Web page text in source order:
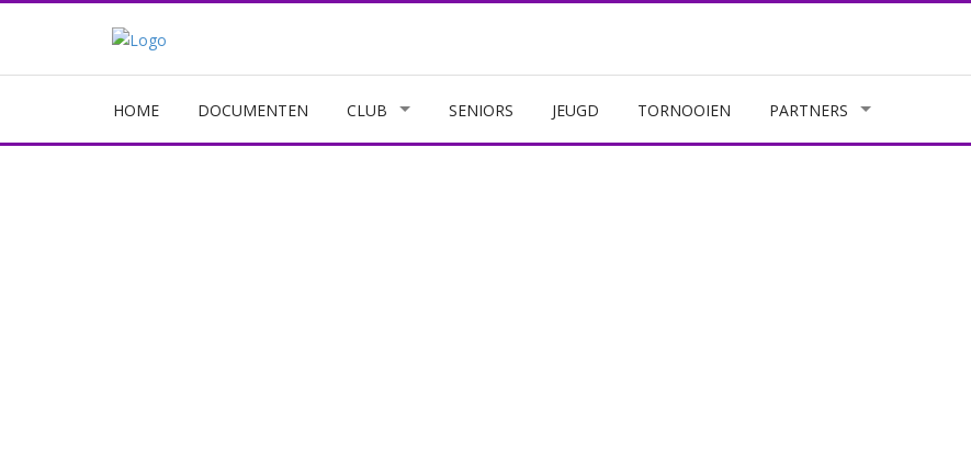
HOME DOCUMENTEN CLUB SENIORS JEUGD TORNOOIEN PARTNERS